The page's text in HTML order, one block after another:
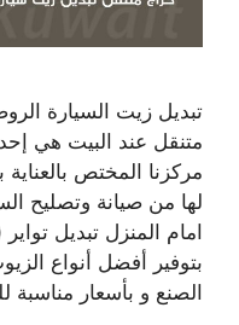
تبديل زيت السيارة
متنقل عند البيت هي
مركزنا المختص
لها من صيانة وتصليح
امام المنزل تبديل
بتوفير أفضل أنواع
الصنع و بأسعار مناسبة